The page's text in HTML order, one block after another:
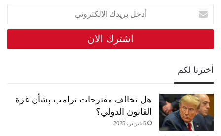
أدخل
بريدك
الالكتروني
أخترنا لكم
هل تخالف مقترحات ترامب بشأن غزة
القانون الدولي؟
5 فبراير، 2025